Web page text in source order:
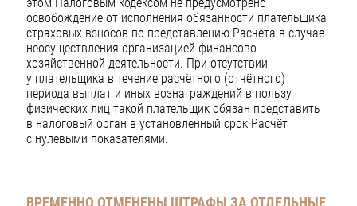
освобождение от исполнения обязанности плательщика
страховых взносов по представлению Расчёта в случае
неосуществления организацией финансово-
хозяйственной деятельности. При отсутствии
у плательщика в течение расчётного (отчётного)
периода выплат и иных вознаграждений в пользу
физических лиц такой плательщик обязан представить
в налоговый орган в установленный срок Расчёт
с нулевыми показателями.